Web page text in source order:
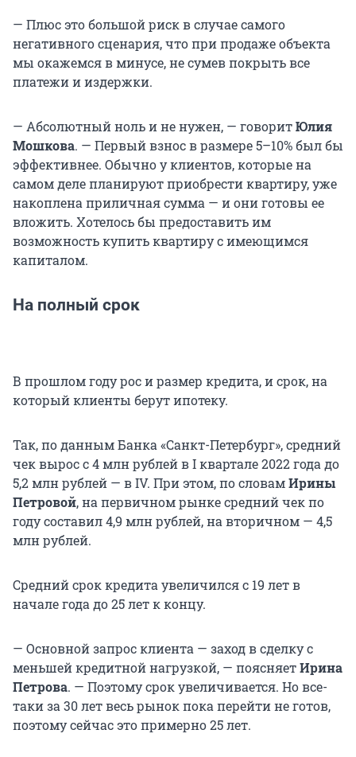
— Плюс это большой риск в случае самого
негативного сценария, что при продаже объекта
мы окажемся в минусе, не сумев покрыть все
платежи и издержки.
— Абсолютный ноль и не нужен, — говоритЮлия
Мошкова. — Первый взнос в размере 5–10% был бы
эффективнее. Обычно у клиентов, которые на
самом деле планируют приобрести квартиру, уже
накоплена приличная сумма — и они готовы ее
вложить. Хотелось бы предоставить им
возможность купить квартиру с имеющимся
капиталом.
На полный срок
В прошлом году рос и размер кредита, и срок, на
который клиенты берут ипотеку.
Так, по данным Банка «Санкт-Петербург», средний
чек вырос с 4 млн рублей в I квартале 2022 года до
5,2 млн рублей — в IV. При этом, по словамИрины
Петровой, на первичном рынке средний чек по
году составил 4,9 млн рублей, на вторичном — 4,5
млн рублей.
Средний срок кредита увеличился с 19 лет в
начале года до 25 лет к концу.
— Основной запрос клиента — заход в сделку с
меньшей кредитной нагрузкой, — поясняетИрина
Петрова. — Поэтому срок увеличивается. Но все-
таки за 30 лет весь рынок пока перейти не готов,
поэтому сейчас это примерно 25 лет.